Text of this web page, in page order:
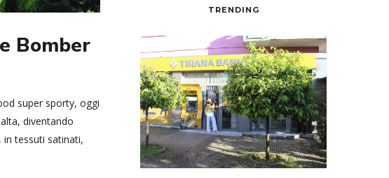
Bomber
super sporty, oggi
diventando
tessuti satinati,
TRENDING